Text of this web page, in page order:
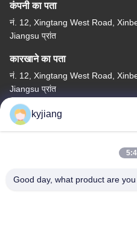
कंपनी का पता
नं. 12, Xingtang West Road,
Jiangsu प्रांत
कारखाने का पता
नं. 12, Xingtang West Road,
Jiangsu प्रांत
टेलीफोन
86-133-8280-7820
kyjiang
Good day, what product are